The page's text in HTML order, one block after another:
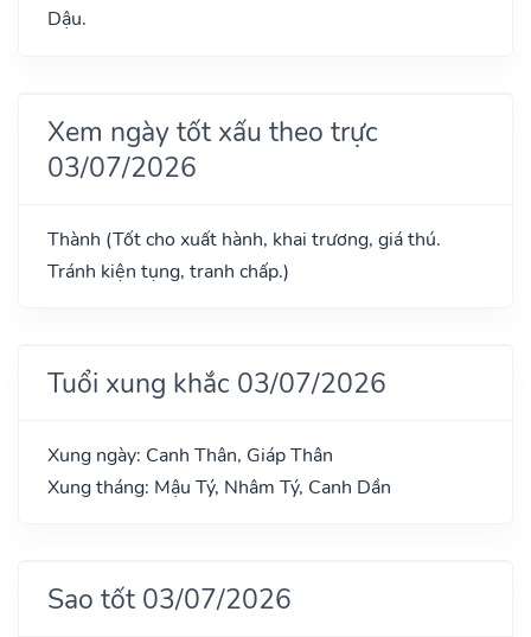
Dậu.
Xem ngày tốt xấu theo trực
03/07/2026
Thành (Tốt cho xuất hành, khai trương, giá thú.
Tránh kiện tụng, tranh chấp.)
Tuổi xung khắc 03/07/2026
Xung ngày: Canh Thân, Giáp Thân
Xung tháng: Mậu Tý, Nhâm Tý, Canh Dần
Sao tốt 03/07/2026